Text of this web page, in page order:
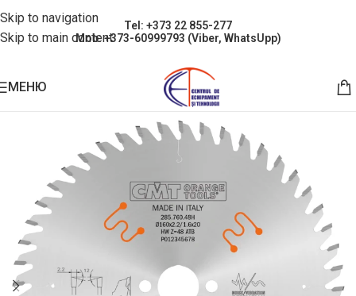
Skip to navigation
Skip to main content
Tel: +373 22 855-277
Mob: +373-60999793 (Viber, WhatsUpp)
МЕНЮ